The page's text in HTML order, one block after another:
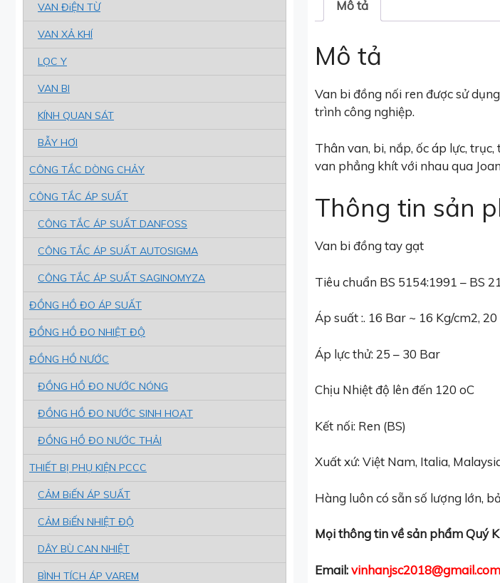
Mô tả
Mô tả
Van bi đồng nối ren được sử
trình công nghiệp.
Thân van, bi, nắp, ốc áp lực,
van phẳng khít với nhau qua
Thông tin sản
Van bi đồng tay gạt
Tiêu chuẩn BS 5154:1991 – BS
Áp suất :. 16 Bar ~ 16 Kg/cm2,
Áp lực thử: 25 – 30 Bar
Chịu Nhiệt độ lên đến 120 oC
Kết nối: Ren (BS)
Xuất xứ: Việt Nam, Italia,
Hàng luôn có sẵn số lượng lớn,
Mọi thông tin về sản phẩm Quý
Email:vinhanjsc2018@gmail.com
VAN ĐiỆN TỪ
VAN XẢ KHÍ
LỌC Y
VAN BI
KÍNH QUAN SÁT
BẪY HƠI
CÔNG TẮC DÒNG CHẢY
CÔNG TẮC ÁP SUẤT
CÔNG TẮC ÁP SUẤT DANFOSS
CÔNG TẮC ÁP SUẤT AUTOSIGMA
CÔNG TẮC ÁP SUẤT SAGINOMYZA
ĐỒNG HỒ ĐO ÁP SUẤT
ĐỒNG HỒ ĐO NHIỆT ĐỘ
ĐỒNG HỒ NƯỚC
ĐỒNG HỒ ĐO NƯỚC NÓNG
ĐỒNG HỒ ĐO NƯỚC SINH HOẠT
ĐỒNG HỒ ĐO NƯỚC THẢI
THIẾT BỊ PHỤ KIỆN PCCC
CẢM BiẾN ÁP SUẤT
CẢM BiẾN NHIỆT ĐỘ
DÂY BÙ CAN NHIỆT
BÌNH TÍCH ÁP VAREM